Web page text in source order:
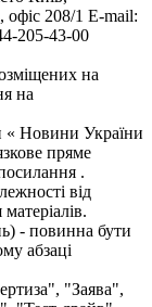
208/1 E-mail:
205-43-00
на
на
« Новини України
пряме
.
від
- повинна бути
абзаці
"Заява",